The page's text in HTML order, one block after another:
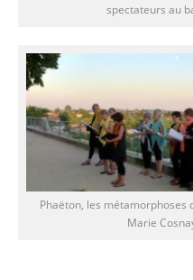
spectateurs au
Phaëton, les métamorphoses
Marie